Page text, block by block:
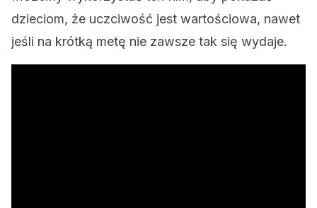
dzieciom, że uczciwość jest wartościowa, nawet
jeśli na krótką metę nie zawsze tak się wydaje.